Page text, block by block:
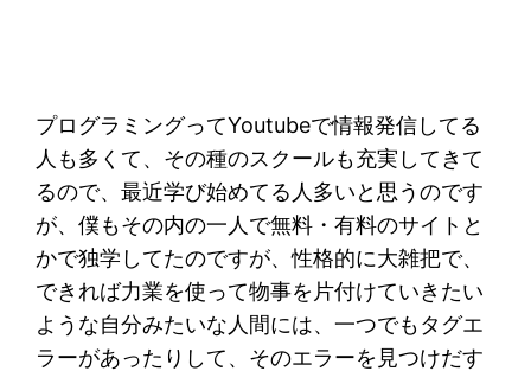
プログラミングってYoutubeで情報発信してる
人も多くて、その種のスクールも充実してきて
るので、最近学び始めてる人多いと思うのです
が、僕もその内の一人で無料・有料のサイトと
かで独学してたのですが、性格的に大雑把で、
できれば力業を使って物事を片付けていきたい
ような自分みたいな人間には、一つでもタグエ
ラーがあったりして、そのエラーを見つけだす